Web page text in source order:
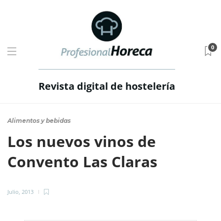
Revista digital de hostelería
0
Alimentos y bebidas
Los nuevos vinos de
Convento Las Claras
Julio, 2013